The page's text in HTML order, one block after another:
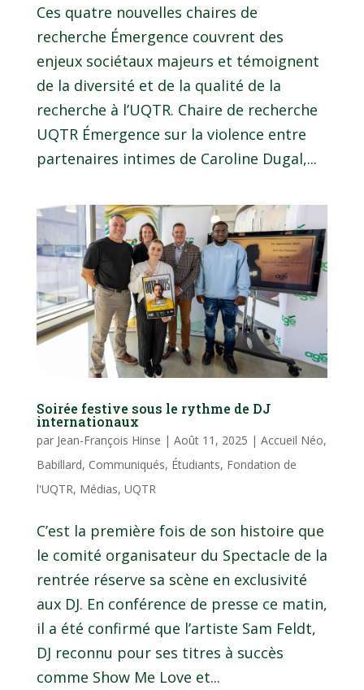
Ces quatre nouvelles chaires de
recherche Émergence couvrent des
enjeux sociétaux majeurs et témoignent
de la diversité et de la qualité de la
recherche à l’UQTR. Chaire de recherche
UQTR Émergence sur la violence entre
partenaires intimes de Caroline Dugal,...
Soirée festive sous le rythme de DJ
internationaux
par Jean-François Hinse | Août 11, 2025 | Accueil Néo,
Babillard, Communiqués, Étudiants, Fondation de
l'UQTR, Médias, UQTR
C’est la première fois de son histoire que
le comité organisateur du Spectacle de la
rentrée réserve sa scène en exclusivité
aux DJ. En conférence de presse ce matin,
il a été confirmé que l’artiste Sam Feldt,
DJ reconnu pour ses titres à succès
comme Show Me Love et...